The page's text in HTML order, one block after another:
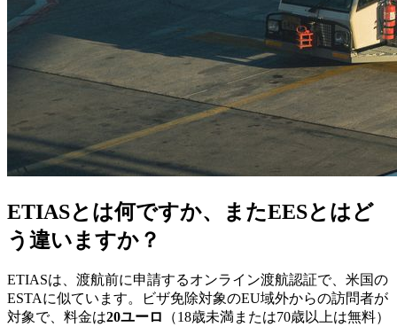
ETIASとは何ですか、またEESとはど
う違いますか？
ETIASは、渡航前に申請するオンライン渡航認証で、米国の
ESTAに似ています。ビザ免除対象のEU域外からの訪問者が
対象で、料金は20ユーロ
（18歳未満または70歳以上は無料）